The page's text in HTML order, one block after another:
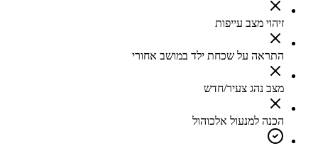
זיהוי מצב עייפות
התראה על שכחת ילד במושב אחורי
מצב נהג צעיר/חדש
הכנה למנעול אלכוהול